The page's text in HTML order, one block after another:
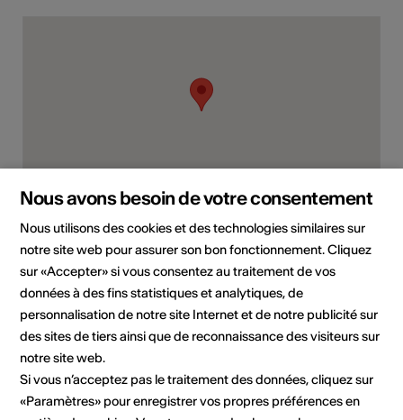
Rue d'Oche 3, 1920 Martigny
Planifier un itinéraire
Transports publics
Adresse
Salle paroissiale "Rive droite"
Paroisse protestante du Coude du Rhône
Rue d'Oche 3
1920 Martigny
Nous avons besoin de votre consentement
Nous utilisons des cookies et des technologies similaires sur
notre site web pour assurer son bon fonctionnement. Cliquez
sur «Accepter» si vous consentez au traitement de vos
données à des fins statistiques et analytiques, de
personnalisation de notre site Internet et de notre publicité sur
des sites de tiers ainsi que de reconnaissance des visiteurs sur
notre site web.
Si vous n’acceptez pas le traitement des données, cliquez sur
«Paramètres» pour enregistrer vos propres préférences en